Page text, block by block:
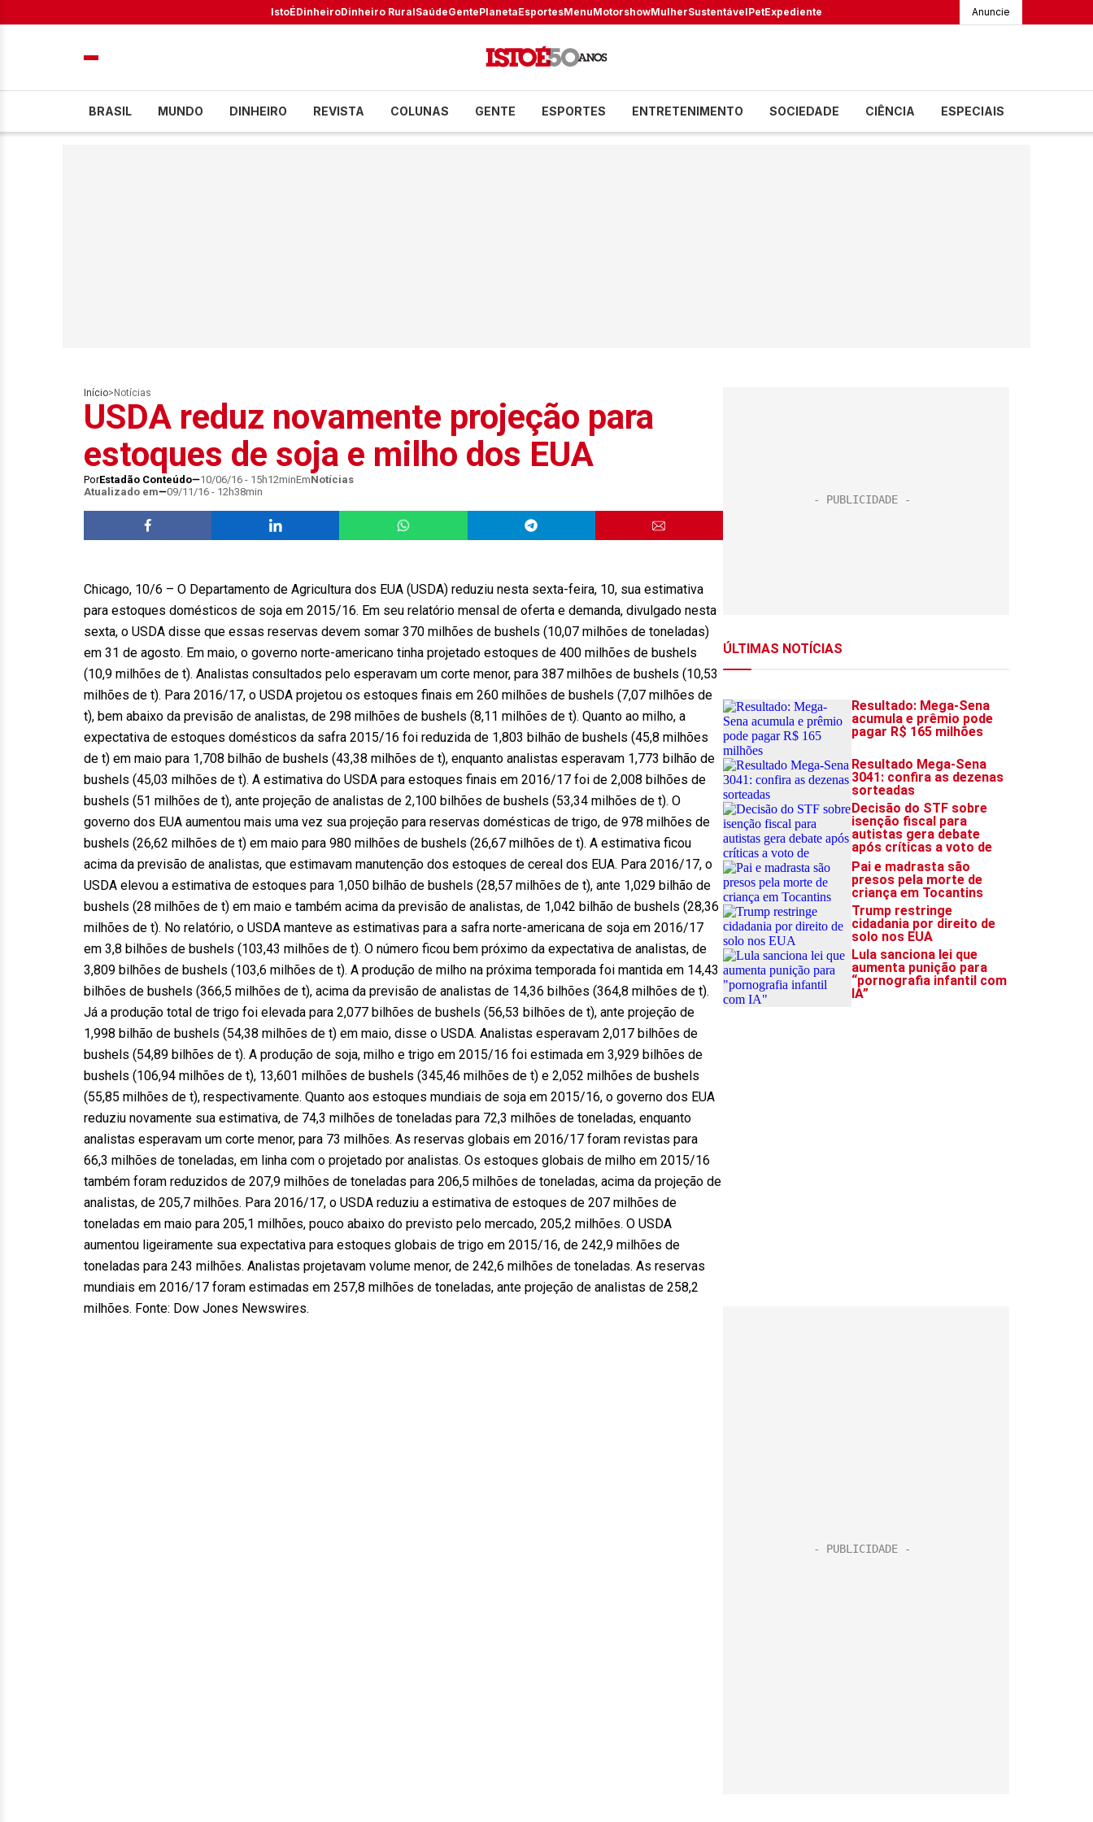
IstoÉDinheiroDinheiro RuralSaúdeGentePlanetaEsportesMenuMotorshowMulherSustentávelPetExpediente Anuncie
BRASIL MUNDO DINHEIRO REVISTA COLUNAS GENTE ESPORTES ENTRETENIMENTO SOCIEDADE CIÊNCIA ESPECIAIS
Início> Notícias
USDA reduz novamente projeção para
estoques de soja e milho dos EUA
PorEstadão Conteúdo 10/06/16 - 15h12minEmNotícias
Atualizado em
09/11/16 - 12h38min
Chicago, 10/6 – O Departamento de Agricultura dos EUA (USDA) reduziu nesta sexta-feira, 10, sua estimativa
para estoques domésticos de soja em 2015/16. Em seu relatório mensal de oferta e demanda, divulgado nesta
sexta, o USDA disse que essas reservas devem somar 370 milhões de bushels (10,07 milhões de toneladas)
em 31 de agosto. Em maio, o governo norte-americano tinha projetado estoques de 400 milhões de bushels
(10,9 milhões de t). Analistas consultados pelo esperavam um corte menor, para 387 milhões de bushels (10,53
milhões de t). Para 2016/17, o USDA projetou os estoques finais em 260 milhões de bushels (7,07 milhões de
t), bem abaixo da previsão de analistas, de 298 milhões de bushels (8,11 milhões de t). Quanto ao milho, a
expectativa de estoques domésticos da safra 2015/16 foi reduzida de 1,803 bilhão de bushels (45,8 milhões
de t) em maio para 1,708 bilhão de bushels (43,38 milhões de t), enquanto analistas esperavam 1,773 bilhão de
bushels (45,03 milhões de t). A estimativa do USDA para estoques finais em 2016/17 foi de 2,008 bilhões de
bushels (51 milhões de t), ante projeção de analistas de 2,100 bilhões de bushels (53,34 milhões de t). O
governo dos EUA aumentou mais uma vez sua projeção para reservas domésticas de trigo, de 978 milhões de
bushels (26,62 milhões de t) em maio para 980 milhões de bushels (26,67 milhões de t). A estimativa ficou
acima da previsão de analistas, que estimavam manutenção dos estoques de cereal dos EUA. Para 2016/17, o
USDA elevou a estimativa de estoques para 1,050 bilhão de bushels (28,57 milhões de t), ante 1,029 bilhão de
bushels (28 milhões de t) em maio e também acima da previsão de analistas, de 1,042 bilhão de bushels (28,36
milhões de t). No relatório, o USDA manteve as estimativas para a safra norte-americana de soja em 2016/17
em 3,8 bilhões de bushels (103,43 milhões de t). O número ficou bem próximo da expectativa de analistas, de
3,809 bilhões de bushels (103,6 milhões de t). A produção de milho na próxima temporada foi mantida em 14,43
bilhões de bushels (366,5 milhões de t), acima da previsão de analistas de 14,36 bilhões (364,8 milhões de t).
Já a produção total de trigo foi elevada para 2,077 bilhões de bushels (56,53 bilhões de t), ante projeção de
1,998 bilhão de bushels (54,38 milhões de t) em maio, disse o USDA. Analistas esperavam 2,017 bilhões de
bushels (54,89 bilhões de t). A produção de soja, milho e trigo em 2015/16 foi estimada em 3,929 bilhões de
bushels (106,94 milhões de t), 13,601 milhões de bushels (345,46 milhões de t) e 2,052 milhões de bushels
(55,85 milhões de t), respectivamente. Quanto aos estoques mundiais de soja em 2015/16, o governo dos EUA
reduziu novamente sua estimativa, de 74,3 milhões de toneladas para 72,3 milhões de toneladas, enquanto
analistas esperavam um corte menor, para 73 milhões. As reservas globais em 2016/17 foram revistas para
66,3 milhões de toneladas, em linha com o projetado por analistas. Os estoques globais de milho em 2015/16
também foram reduzidos de 207,9 milhões de toneladas para 206,5 milhões de toneladas, acima da projeção de
analistas, de 205,7 milhões. Para 2016/17, o USDA reduziu a estimativa de estoques de 207 milhões de
toneladas em maio para 205,1 milhões, pouco abaixo do previsto pelo mercado, 205,2 milhões. O USDA
aumentou ligeiramente sua expectativa para estoques globais de trigo em 2015/16, de 242,9 milhões de
toneladas para 243 milhões. Analistas projetavam volume menor, de 242,6 milhões de toneladas. As reservas
mundiais em 2016/17 foram estimadas em 257,8 milhões de toneladas, ante projeção de analistas de 258,2
milhões. Fonte: Dow Jones Newswires.